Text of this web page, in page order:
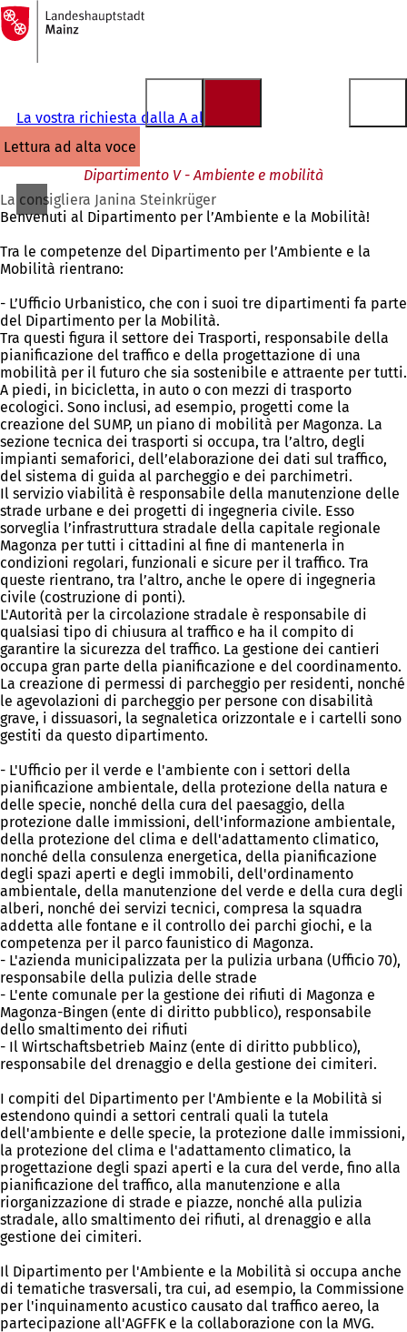
Vai al contenuto
Alla
pagina
iniziale
La vostra richiesta dalla A alla Z
lettura ad alta voce
Dipartimento V - Ambiente e mobilità
La consigliera Janina Steinkrüger
Benvenuti al Dipartimento per l’Ambiente e la Mobilità!
Tra le competenze del Dipartimento per l’Ambiente e la
Mobilità rientrano:
- L’Ufficio Urbanistico, che con i suoi tre dipartimenti fa parte
del Dipartimento per la Mobilità.
Tra questi figura il settore dei Trasporti, responsabile della
pianificazione del traffico e della progettazione di una
mobilità per il futuro che sia sostenibile e attraente per tutti.
A piedi, in bicicletta, in auto o con mezzi di trasporto
ecologici. Sono inclusi, ad esempio, progetti come la
creazione del SUMP, un piano di mobilità per Magonza. La
sezione tecnica dei trasporti si occupa, tra l’altro, degli
impianti semaforici, dell’elaborazione dei dati sul traffico,
del sistema di guida al parcheggio e dei parchimetri.
Il servizio viabilità è responsabile della manutenzione delle
strade urbane e dei progetti di ingegneria civile. Esso
sorveglia l’infrastruttura stradale della capitale regionale
Magonza per tutti i cittadini al fine di mantenerla in
condizioni regolari, funzionali e sicure per il traffico. Tra
queste rientrano, tra l’altro, anche le opere di ingegneria
civile (costruzione di ponti).
L'Autorità per la circolazione stradale è responsabile di
qualsiasi tipo di chiusura al traffico e ha il compito di
garantire la sicurezza del traffico. La gestione dei cantieri
occupa gran parte della pianificazione e del coordinamento.
La creazione di permessi di parcheggio per residenti, nonché
le agevolazioni di parcheggio per persone con disabilità
grave, i dissuasori, la segnaletica orizzontale e i cartelli sono
gestiti da questo dipartimento.
- L'Ufficio per il verde e l'ambiente con i settori della
pianificazione ambientale, della protezione della natura e
delle specie, nonché della cura del paesaggio, della
protezione dalle immissioni, dell'informazione ambientale,
della protezione del clima e dell'adattamento climatico,
nonché della consulenza energetica, della pianificazione
degli spazi aperti e degli immobili, dell'ordinamento
ambientale, della manutenzione del verde e della cura degli
alberi, nonché dei servizi tecnici, compresa la squadra
addetta alle fontane e il controllo dei parchi giochi, e la
competenza per il parco faunistico di Magonza.
- L'azienda municipalizzata per la pulizia urbana (Ufficio 70),
responsabile della pulizia delle strade
- L'ente comunale per la gestione dei rifiuti di Magonza e
Magonza-Bingen (ente di diritto pubblico), responsabile
dello smaltimento dei rifiuti
- Il Wirtschaftsbetrieb Mainz (ente di diritto pubblico),
responsabile del drenaggio e della gestione dei cimiteri.
I compiti del Dipartimento per l'Ambiente e la Mobilità si
estendono quindi a settori centrali quali la tutela
dell'ambiente e delle specie, la protezione dalle immissioni,
la protezione del clima e l'adattamento climatico, la
progettazione degli spazi aperti e la cura del verde, fino alla
pianificazione del traffico, alla manutenzione e alla
riorganizzazione di strade e piazze, nonché alla pulizia
stradale, allo smaltimento dei rifiuti, al drenaggio e alla
gestione dei cimiteri.
Il Dipartimento per l'Ambiente e la Mobilità si occupa anche
di tematiche trasversali, tra cui, ad esempio, la Commissione
per l'inquinamento acustico causato dal traffico aereo, la
partecipazione all'AGFFK e la collaborazione con la MVG.